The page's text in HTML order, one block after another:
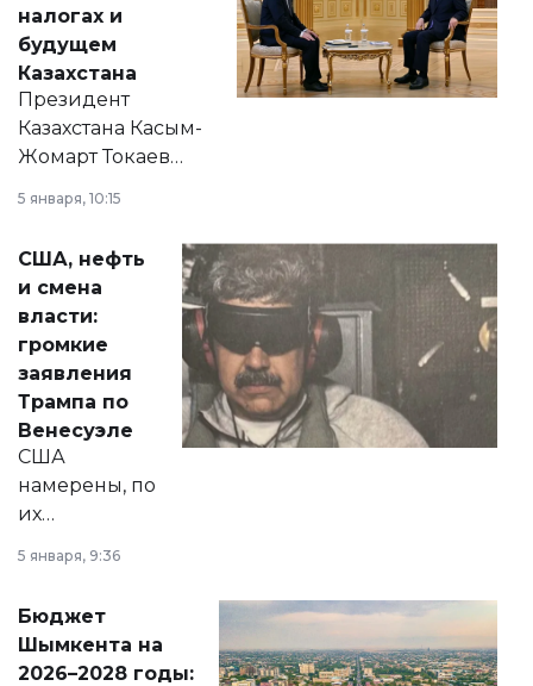
налогах и
будущем
Казахстана
Президент
Казахстана Касым-
Жомарт Токаев
сразу несколько
актуальных тем —
от слухов о
политических
реформах до
вопросов армии,
экономики и
личного здоровья.
5 января, 10:15
США, нефть
и смена
власти:
громкие
заявления
Трампа по
Венесуэле
США
намерены, по
их
принести
народу
Венесуэлы.
5 января, 9:36
Бюджет
Шымкента на
2026–2028 годы: